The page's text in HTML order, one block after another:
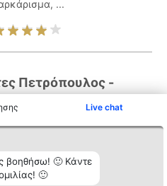
Live chat
βοηθήσω! 🙂 Κάντε
🙂
...
Πετρόπουλος -
αξιόπιστη παρουσία
στην